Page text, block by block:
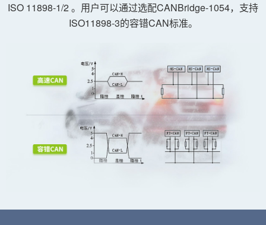
ISO 11898-1/2 。用户可以通过选配CANBridge-1054，支持
ISO11898-3的容错CAN标准。